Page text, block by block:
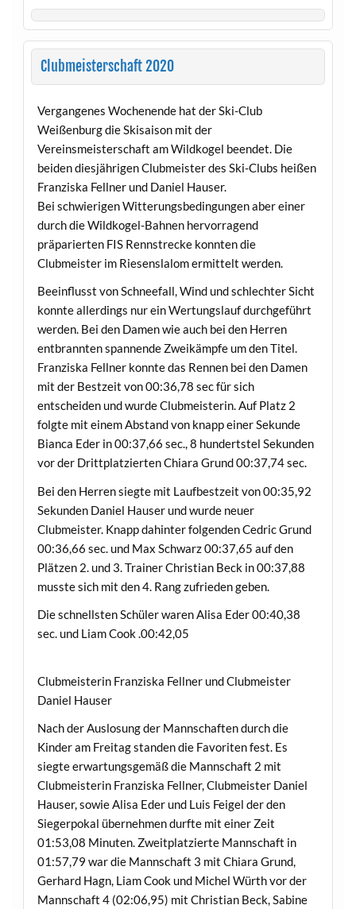
Clubmeisterschaft 2020
Vergangenes Wochenende hat der Ski-Club
Weißenburg die Skisaison mit der
Vereinsmeisterschaft am Wildkogel beendet. Die
beiden diesjährigen Clubmeister des Ski-Clubs heißen
Franziska Fellner und Daniel Hauser.
Bei schwierigen Witterungsbedingungen aber einer
durch die Wildkogel-Bahnen hervorragend
präparierten FIS Rennstrecke konnten die
Clubmeister im Riesenslalom ermittelt werden.
Beeinflusst von Schneefall, Wind und schlechter Sicht
konnte allerdings nur ein Wertungslauf durchgeführt
werden. Bei den Damen wie auch bei den Herren
entbrannten spannende Zweikämpfe um den Titel.
Franziska Fellner konnte das Rennen bei den Damen
mit der Bestzeit von 00:36,78 sec für sich
entscheiden und wurde Clubmeisterin. Auf Platz 2
folgte mit einem Abstand von knapp einer Sekunde
Bianca Eder in 00:37,66 sec., 8 hundertstel Sekunden
vor der Drittplatzierten Chiara Grund 00:37,74 sec.
Bei den Herren siegte mit Laufbestzeit von 00:35,92
Sekunden Daniel Hauser und wurde neuer
Clubmeister. Knapp dahinter folgenden Cedric Grund
00:36,66 sec. und Max Schwarz 00:37,65 auf den
Plätzen 2. und 3. Trainer Christian Beck in 00:37,88
musste sich mit den 4. Rang zufrieden geben.
Die schnellsten Schüler waren Alisa Eder 00:40,38
sec. und Liam Cook .00:42,05
Clubmeisterin Franziska Fellner und Clubmeister
Daniel Hauser
Nach der Auslosung der Mannschaften durch die
Kinder am Freitag standen die Favoriten fest. Es
siegte erwartungsgemäß die Mannschaft 2 mit
Clubmeisterin Franziska Fellner, Clubmeister Daniel
Hauser, sowie Alisa Eder und Luis Feigel der den
Siegerpokal übernehmen durfte mit einer Zeit
01:53,08 Minuten. Zweitplatzierte Mannschaft in
01:57,79 war die Mannschaft 3 mit Chiara Grund,
Gerhard Hagn, Liam Cook und Michel Würth vor der
Mannschaft 4 (02:06,95) mit Christian Beck, Sabine